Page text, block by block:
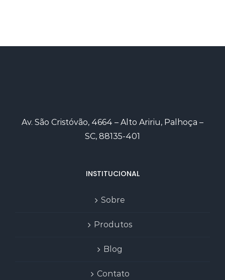
Av. São Cristóvão, 4664 – Alto Aririu, Palhoça –
SC, 88135-401
INSTITUCIONAL
Sobre
Produtos
Blog
Contato